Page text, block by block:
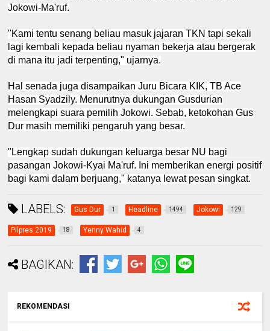
Jokowi-Ma'ruf.
"Kami tentu senang beliau masuk jajaran TKN tapi sekali
lagi kembali kepada beliau nyaman bekerja atau bergerak
di mana itu jadi terpenting," ujarnya.
Hal senada juga disampaikan Juru Bicara KIK, TB Ace
Hasan Syadzily. Menurutnya dukungan Gusdurian
melengkapi suara pemilih Jokowi. Sebab, ketokohan Gus
Dur masih memiliki pengaruh yang besar.
"Lengkap sudah dukungan keluarga besar NU bagi
pasangan Jokowi-Kyai Ma'ruf. Ini memberikan energi positif
bagi kami dalam berjuang," katanya lewat pesan singkat.
LABELS: Gus Dur 1 Headline 1494 Jokowi 129
Pilpres 2019 18 Yenny Wahid 4
BAGIKAN:
REKOMENDASI